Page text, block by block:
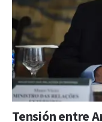
Tensión entre